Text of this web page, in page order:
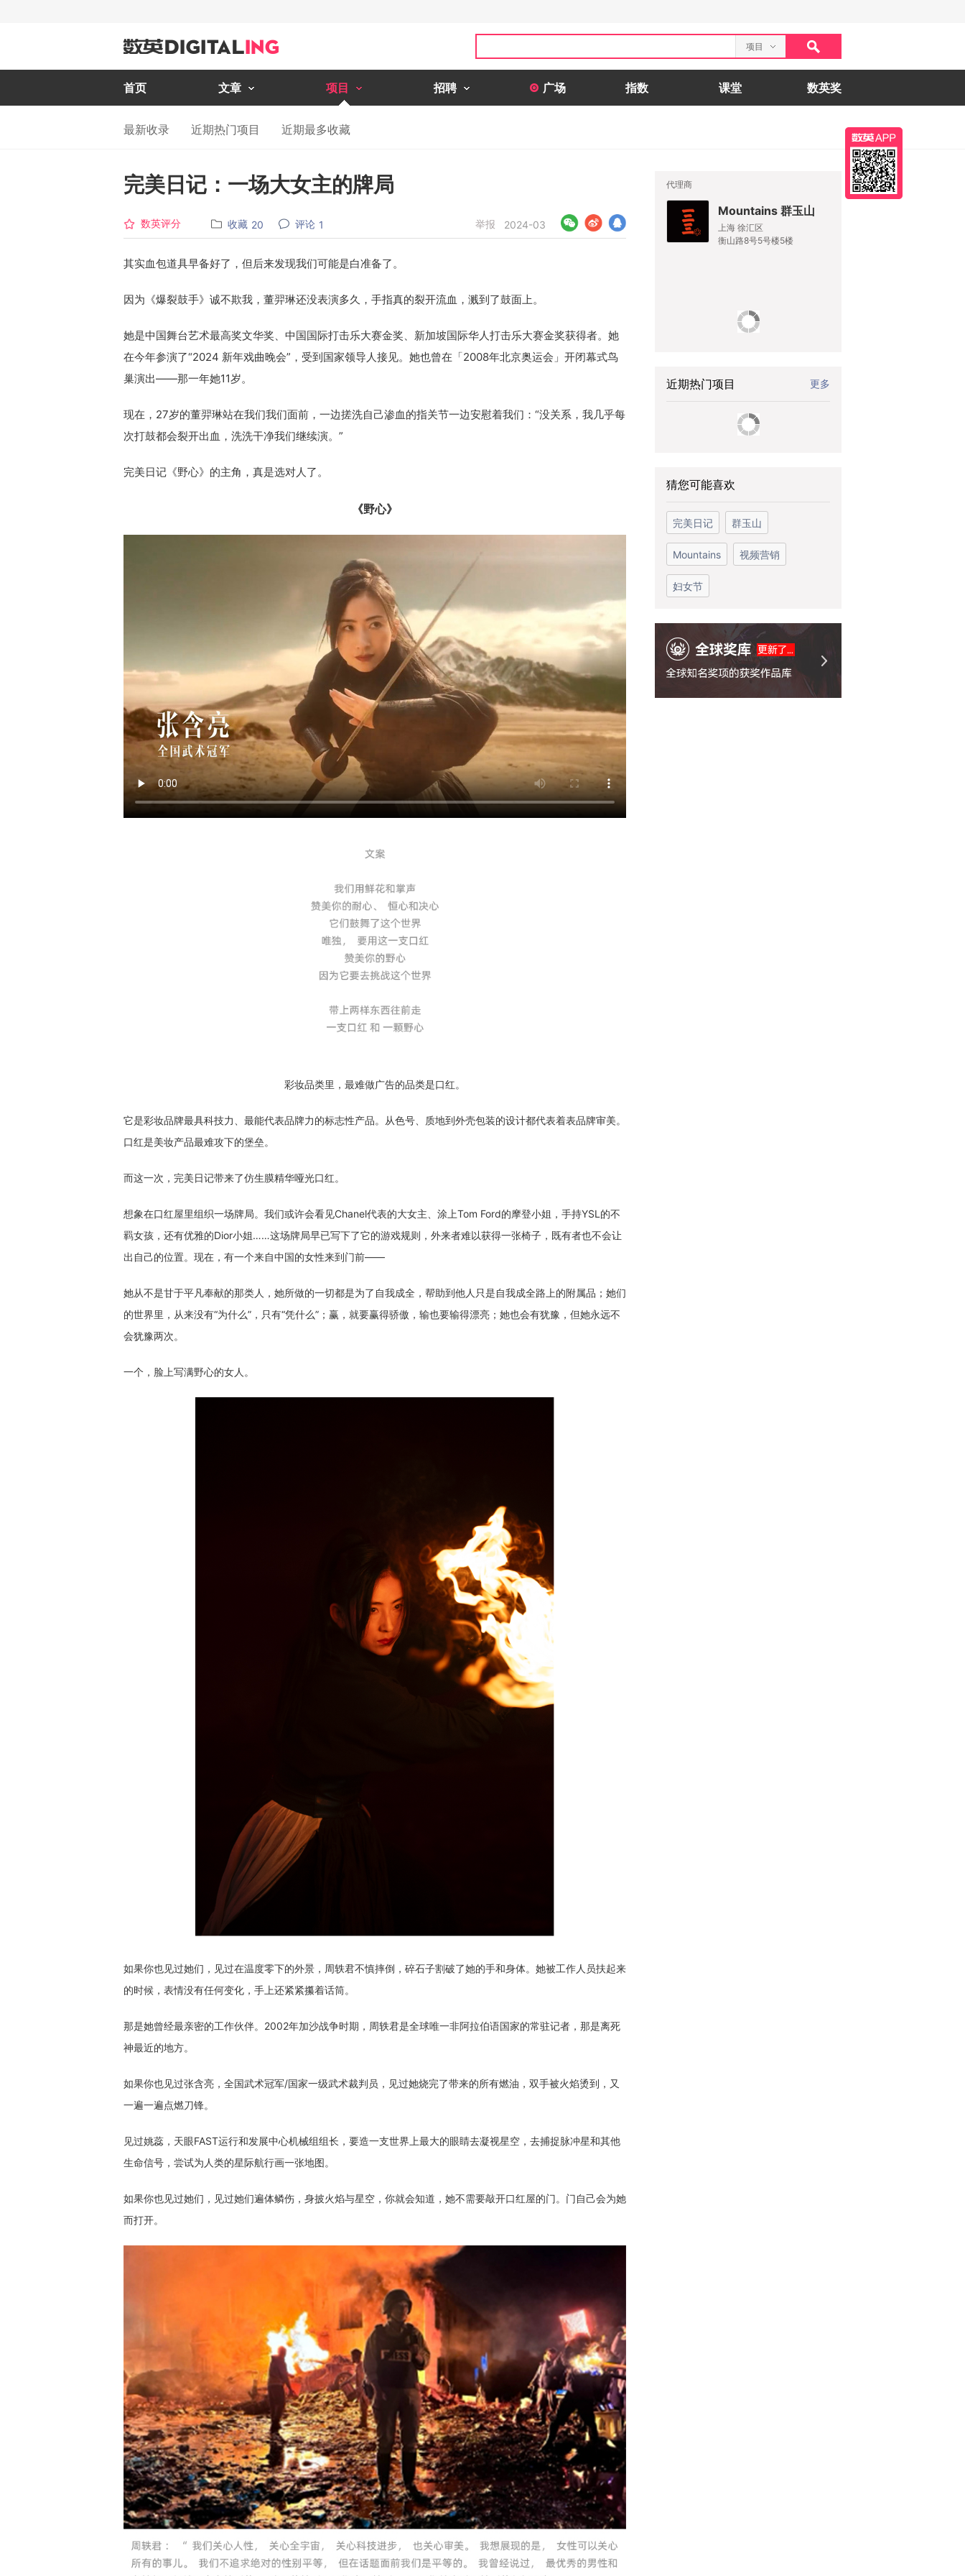
项目
首页 文章 项目 招聘 广场 指数 课堂 数英奖
最新收录 近期热门项目 近期最多收藏
完美日记：一场大女主的牌局
数英评分 收藏 20 评论 1 举报 2024-03
其实血包道具早备好了，但后来发现我们可能是白准备了。
因为《爆裂鼓手》诚不欺我，董羿琳还没表演多久，手指真的裂开流血，溅到了鼓面上。
她是中国舞台艺术最高奖文华奖、中国国际打击乐大赛金奖、新加坡国际华人打击乐大赛金奖获得者。她
在今年参演了“2024 新年戏曲晚会”，受到国家领导人接⻅。她也曾在「2008年北京奥运会」开闭幕式鸟
巢演出——那一年她11岁。
现在，27岁的董羿琳站在我们我们面前，一边搓洗自己渗血的指关节一边安慰着我们：“没关系，我几乎每
次打鼓都会裂开出血，洗洗干净我们继续演。”
完美日记《野心》的主角，真是选对人了。
《野心》
彩妆品类里，最难做广告的品类是口红。
它是彩妆品牌最具科技力、最能代表品牌力的标志性产品。从色号、质地到外壳包装的设计都代表着表品牌审美。
口红是美妆产品最难攻下的堡垒。
而这一次，完美日记带来了仿生膜精华哑光口红。
想象在口红屋里组织一场牌局。我们或许会看见Chanel代表的大女主、涂上Tom Ford的摩登小姐，手持YSL的不
羁女孩，还有优雅的Dior小姐……这场牌局早已写下了它的游戏规则，外来者难以获得一张椅子，既有者也不会让
出自己的位置。现在，有一个来自中国的女性来到门前——
她从不是甘于平凡奉献的那类人，她所做的一切都是为了自我成全，帮助到他人只是自我成全路上的附属品；她们
的世界里，从来没有“为什么”，只有“凭什么”；赢，就要赢得骄傲，输也要输得漂亮；她也会有犹豫，但她永远不
会犹豫两次。
一个，脸上写满野心的女人。
如果你也见过她们，见过在温度零下的外景，周轶君不慎摔倒，碎石子割破了她的手和身体。她被工作人员扶起来
的时候，表情没有任何变化，手上还紧紧攥着话筒。
那是她曾经最亲密的工作伙伴。2002年加沙战争时期，周轶君是全球唯一非阿拉伯语国家的常驻记者，那是离死
神最近的地方。
如果你也见过张含亮，全国武术冠军/国家一级武术裁判员，见过她烧完了带来的所有燃油，双手被火焰烫到，又
一遍一遍点燃刀锋。
见过姚蕊，天眼FAST运行和发展中心机械组组长，要造一支世界上最大的眼睛去凝视星空，去捕捉脉冲星和其他
生命信号，尝试为人类的星际航行画一张地图。
如果你也见过她们，见过她们遍体鳞伤，身披火焰与星空，你就会知道，她不需要敲开口红屋的门。门自己会为她
而打开。
代理商
Mountains 群玉山
上海 徐汇区
衡山路8号5号楼5楼
近期热门项目 更多
猜您可能喜欢
完美日记 群玉山
Mountains 视频营销
妇女节